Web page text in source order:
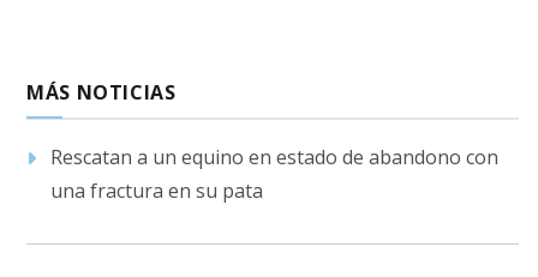
MÁS NOTICIAS
Rescatan a un equino en estado de abandono con
una fractura en su pata